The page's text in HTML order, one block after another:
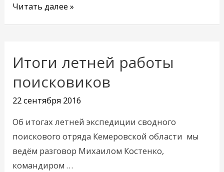
Читать далее »
Итоги летней работы
поисковиков
22 сентября 2016
Об итогах летней экспедиции сводного
поискового отряда Кемеровской области мы
ведём разговор Михаилом Костенко,
командиром …
Итоги
работы
поисковиков